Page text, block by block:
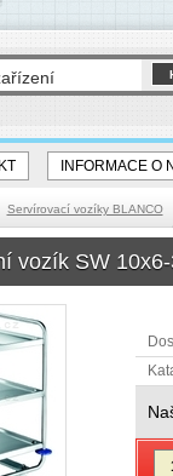
INFORMACE O
Servírovací vozíky BLANCO
vozík SW